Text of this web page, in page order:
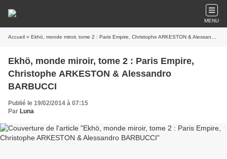
MENU
Accueil » Ekhö, monde miroir, tome 2 : Paris Empire, Christophe ARKESTON & Alessandro BARBUCCI
Ekhö, monde miroir, tome 2 : Paris Empire,
Christophe ARKESTON & Alessandro
BARBUCCI
Publié le 19/02/2014 à 07:15
Par Luna